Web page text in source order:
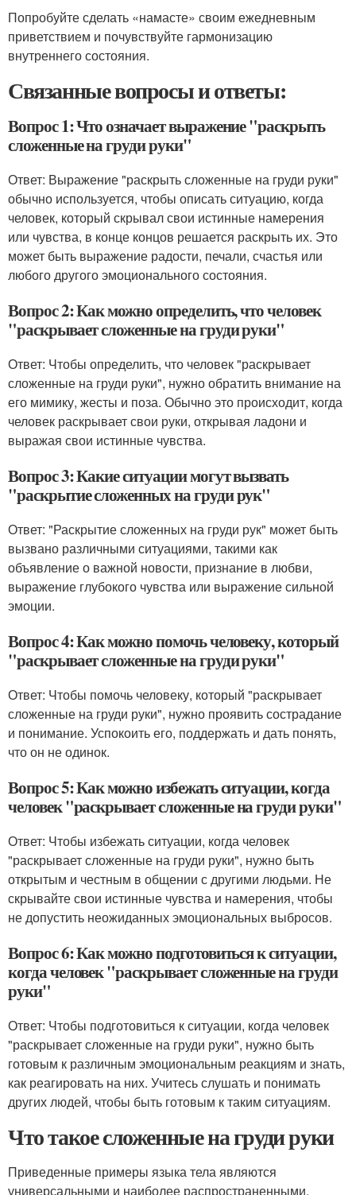
Попробуйте сделать «намасте» своим ежедневным
приветствием и почувствуйте гармонизацию
внутреннего состояния.
Связанные вопросы и ответы:
Вопрос 1: Что означает выражение "раскрыть
сложенные на груди руки"
Ответ: Выражение "раскрыть сложенные на груди руки"
обычно используется, чтобы описать ситуацию, когда
человек, который скрывал свои истинные намерения
или чувства, в конце концов решается раскрыть их. Это
может быть выражение радости, печали, счастья или
любого другого эмоционального состояния.
Вопрос 2: Как можно определить, что человек
"раскрывает сложенные на груди руки"
Ответ: Чтобы определить, что человек "раскрывает
сложенные на груди руки", нужно обратить внимание на
его мимику, жесты и поза. Обычно это происходит, когда
человек раскрывает свои руки, открывая ладони и
выражая свои истинные чувства.
Вопрос 3: Какие ситуации могут вызвать
"раскрытие сложенных на груди рук"
Ответ: "Раскрытие сложенных на груди рук" может быть
вызвано различными ситуациями, такими как
объявление о важной новости, признание в любви,
выражение глубокого чувства или выражение сильной
эмоции.
Вопрос 4: Как можно помочь человеку, который
"раскрывает сложенные на груди руки"
Ответ: Чтобы помочь человеку, который "раскрывает
сложенные на груди руки", нужно проявить сострадание
и понимание. Успокоить его, поддержать и дать понять,
что он не одинок.
Вопрос 5: Как можно избежать ситуации, когда
человек "раскрывает сложенные на груди руки"
Ответ: Чтобы избежать ситуации, когда человек
"раскрывает сложенные на груди руки", нужно быть
открытым и честным в общении с другими людьми. Не
скрывайте свои истинные чувства и намерения, чтобы
не допустить неожиданных эмоциональных выбросов.
Вопрос 6: Как можно подготовиться к ситуации,
когда человек "раскрывает сложенные на груди
руки"
Ответ: Чтобы подготовиться к ситуации, когда человек
"раскрывает сложенные на груди руки", нужно быть
готовым к различным эмоциональным реакциям и знать,
как реагировать на них. Учитесь слушать и понимать
других людей, чтобы быть готовым к таким ситуациям.
Что такое сложенные на груди руки
Приведенные примеры языка тела являются
универсальными и наиболее распространенными.